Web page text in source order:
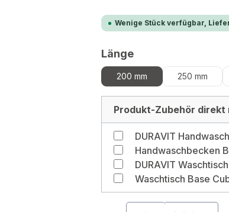
Wenige Stück verfügbar,
Längeauswählen
200 mm 250 mm
Produkt-Zubehör direkt